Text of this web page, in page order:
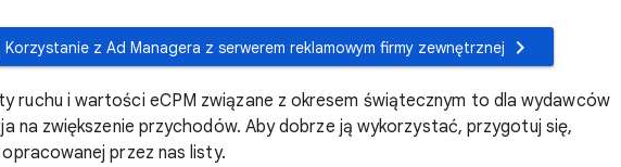
Korzystanie z Ad Managera z serwerem reklamowym firmy zewnętrznej
ruchu i wartości eCPM związane z okresem świątecznym to dla wydawców
na zwiększenie przychodów. Aby dobrze ją wykorzystać, przygotuj się,
przez nas listy.